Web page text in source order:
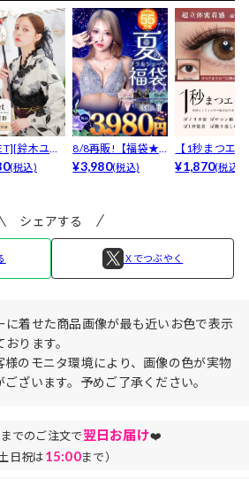
鈴木ユリ
(税込)
8/8再販!【福袋★
ブラセット3点
¥3,980(税込)
【1秒まつエ
リュームタイ
¥1,870(税込)
シェアする
Ｘでつぶやく
着せた商品画像が最も近いお色で表示
ります。
のモニタ環境により、画像の色が実物
ざいます。予めご了承ください。
までのご注文で翌日お届け❤️
土日祝は15:00まで）